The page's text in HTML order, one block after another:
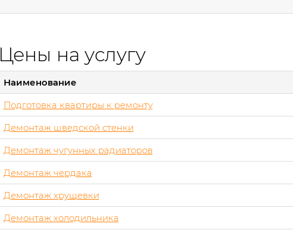
Цены на услугу
Наименование
Подготовка квартиры к ремонту
Демонтаж шведской стенки
Демонтаж чугунных радиаторов
Демонтаж чердака
Демонтаж хрущевки
Демонтаж холодильника